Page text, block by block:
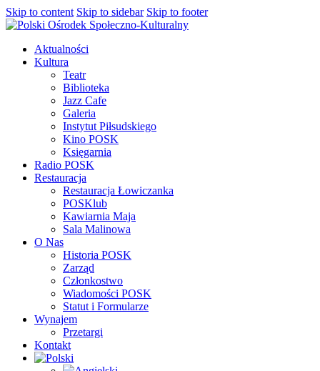
Skip to content Skip to sidebar Skip to footer
Aktualności
Kultura
Teatr
Biblioteka
Jazz Cafe
Galeria
Instytut Piłsudskiego
Kino POSK
Księgarnia
Radio POSK
Restauracja
Restauracja Łowiczanka
POSKlub
Kawiarnia Maja
Sala Malinowa
O Nas
Historia POSK
Zarząd
Członkostwo
Wiadomości POSK
Statut i Formularze
Wynajem
Przetargi
Kontakt